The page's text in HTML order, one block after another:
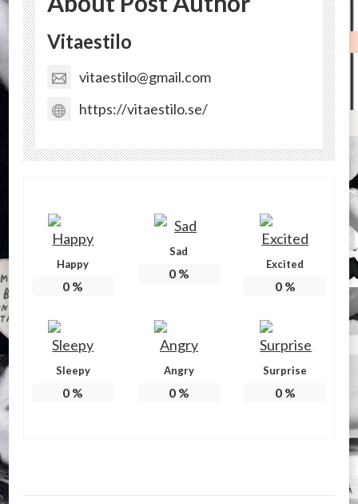
Vitaestilo
vitaestilo@gmail.com
https://vitaestilo.se/
Happy
0 %
Sad
0%
Excited
0%
Sleepy
0 %
Angry
0%
Surprise
0%